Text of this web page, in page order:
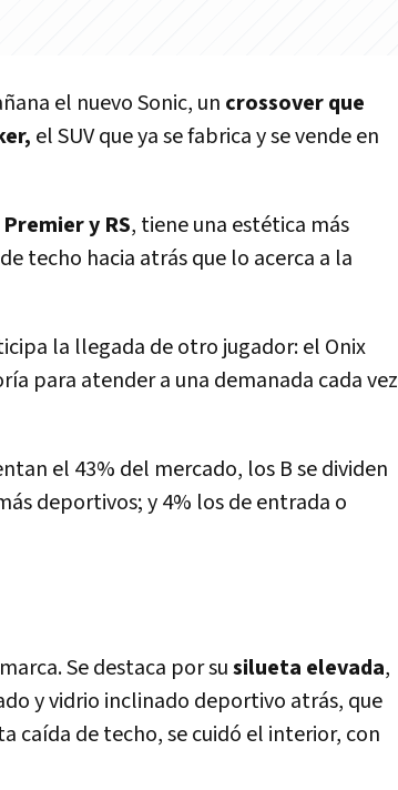
el nuevo Sonic, un crossover que
el SUV que ya se fabrica y se vende en
y RS, tiene una estética más
techo hacia atrás que lo acerca a la
la llegada de otro jugador: el Onix
para atender a una demanada cada vez
el 43% del mercado, los B se dividen
deportivos; y 4% los de entrada o
Se destaca por susilueta elevada,
y vidrio inclinado deportivo atrás, que
caída de techo, se cuidó el interior, con